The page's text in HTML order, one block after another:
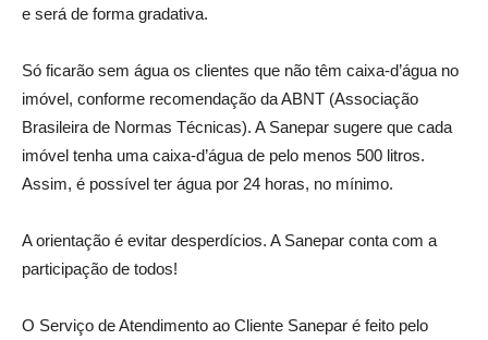
e será de forma gradativa.
Só ficarão sem água os clientes que não têm caixa-d’água no
imóvel, conforme recomendação da ABNT (Associação
Brasileira de Normas Técnicas). A Sanepar sugere que cada
imóvel tenha uma caixa-d’água de pelo menos 500 litros.
Assim, é possível ter água por 24 horas, no mínimo.
A orientação é evitar desperdícios. A Sanepar conta com a
participação de todos!
O Serviço de Atendimento ao Cliente Sanepar é feito pelo